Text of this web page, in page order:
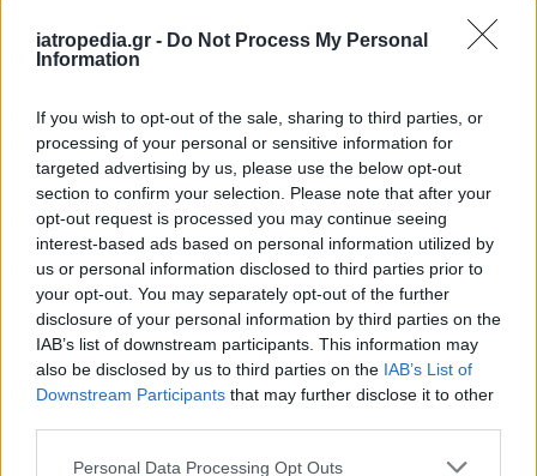
iatropedia.gr - Do Not Process My Personal
Information
If you wish to opt-out of the sale, sharing to third parties, or
processing of your personal or sensitive information for
targeted advertising by us, please use the below opt-out
section to confirm your selection. Please note that after your
opt-out request is processed you may continue seeing
interest-based ads based on personal information utilized by
us or personal information disclosed to third parties prior to
your opt-out. You may separately opt-out of the further
disclosure of your personal information by third parties on the
IAB’s list of downstream participants. This information may
also be disclosed by us to third parties on the IAB’s List of
Downstream Participants that may further disclose it to other
Personal Data Processing Opt Outs
ΡΟΗ ΕΙΔΗΣΕΩΝ
ΥΓΕΙΑ 07 Αυγούστου 2026 20:01
Καύσωνας: Οι κίνδυνοι για όσους κάνουν θεραπεία
για διαβήτη και παχυσαρκία
ΕΙΔΗΣΕΙΣ 07 Αυγούστου 2026 19:33
ΙΣΑ: «Καμπανάκι» για τον ιό του Δυτικού Νείλου στην